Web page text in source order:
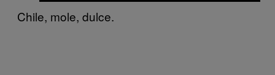
Chile, mole, dulce.